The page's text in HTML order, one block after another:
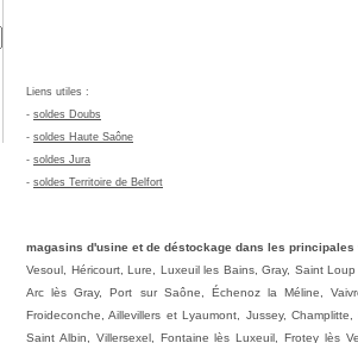
Liens utiles :
- soldes Doubs
- soldes Haute Saône
- soldes Jura
- soldes Territoire de Belfort
magasins d'usine et de déstockage dans les
Vesoul, Héricourt, Lure, Luxeuil les Bains, Gray, Saint
Arc lès Gray, Port sur Saône, Échenoz la Méline,
Froideconche, Aillevillers et Lyaumont, Jussey,
Saint Albin, Villersexel, Fontaine lès Luxeuil, Frotey lès